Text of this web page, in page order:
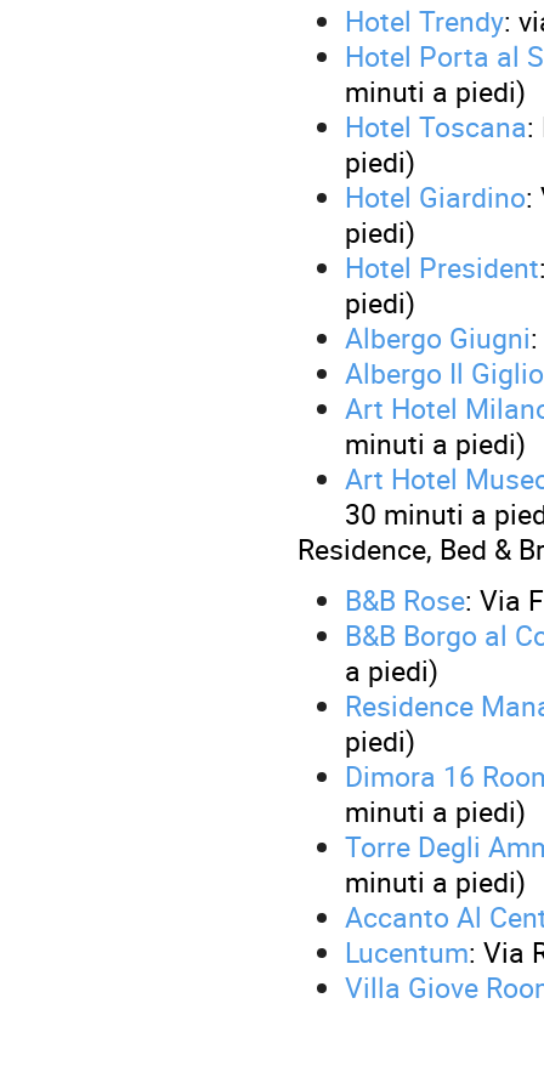
Hotel Trendy:
Hotel Porta al
minuti a piedi)
Hotel Toscana:
piedi)
Hotel Giardino:
piedi)
Hotel President
piedi)
Albergo Giugni
Albergo Il Giglio
Art Hotel
minuti a piedi)
Art Hotel
30 minuti a
Residence, Bed &
B&B Rose: Via
B&B Borgo al
a piedi)
Residence
piedi)
Dimora 16
minuti a piedi)
Torre Degli
minuti a piedi)
Accanto Al
Lucentum: Via
Villa Giove